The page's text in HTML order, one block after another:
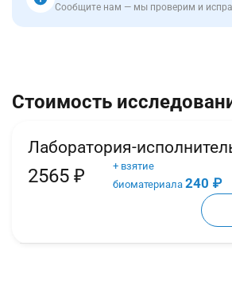
Сообщите нам — мы проверим и
Стоимость
Лаборатория-
2565 ₽
+ взятие
биоматериала 240 ₽